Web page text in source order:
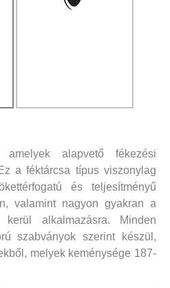
alapvető fékezési
a féktárcsa típus viszonylag
és teljesítményű
valamint nagyon gyakran a
alkalmazásra. Minden
szabványok szerint készül,
melyek keménysége 187-